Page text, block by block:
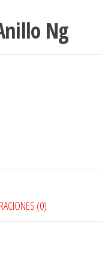
Ng
(0)